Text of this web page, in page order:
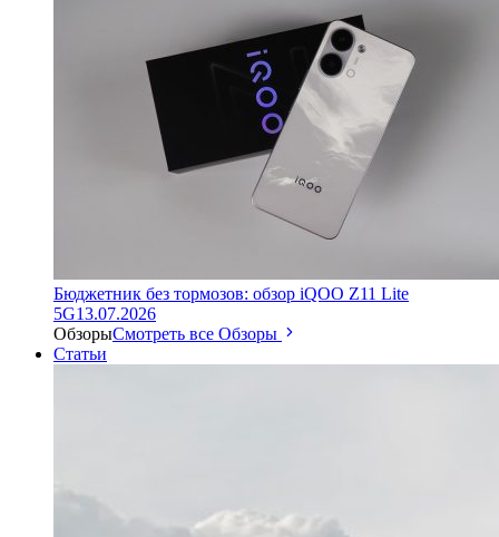
Бюджетник без тормозов: обзор iQOO Z11 Lite
5G13.07.2026
ОбзорыСмотреть все Обзоры
Статьи